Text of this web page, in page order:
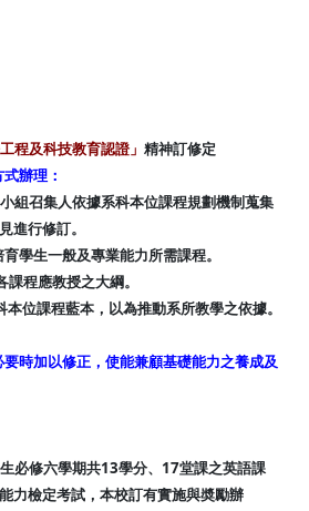
程及科技教育認證」 精神訂修定
辦理：
組召集人依據系科本位課程規劃機制蒐集
進行修訂。
學生一般及專業能力所需課程。
程應教授之大綱。
位課程藍本，以為推動系所教學之依據。
時加以修正，使能兼顧基礎能力之養成及
生必修六學期共13學分、17堂課之英語課
力檢定考試，本校訂有實施與奬勵辦